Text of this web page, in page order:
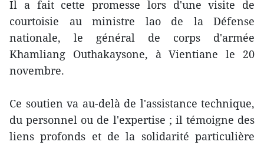
Il a fait cette promesse lors d'une visite de
courtoisie au ministre lao de la Défense
nationale, le général de corps d'armée
Khamliang Outhakaysone, à Vientiane le 20
novembre.
Ce soutien va au-delà de l'assistance technique,
du personnel ou de l'expertise ; il témoigne des
liens profonds et de la solidarité particulière